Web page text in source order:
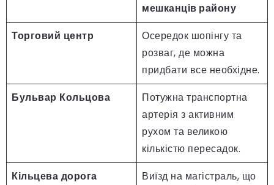
мешканців району
Торговий центр
Осередок шопінгу та
розваг, де можна
придбати все необхідне.
Бульвар Кольцова
Потужна транспортна
артерія з активним
рухом та великою
кількістю пересадок.
Кільцева дорога
Виїзд на магістраль, що